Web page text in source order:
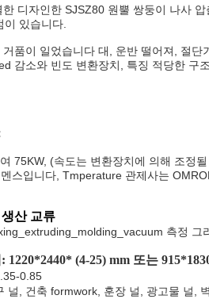
디자인한 SJSZ80 원뿔 쌍둥이 나사
있습니다.
거품이 일었습니다 대, 운반 떨어져, 절
감소와 빈도 변환장치, 특징 적당한 구
75KW, (속도는 변환장치에 의해 조정
스입니다, Tmperature 관제사는
산 교류
측정 그
1220*2440* (4-25) mm 또는
0.85
널, 건축 formwork, 훈장 널, 광고물 널,